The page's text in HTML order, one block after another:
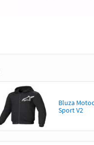
Bluza
Sport V2